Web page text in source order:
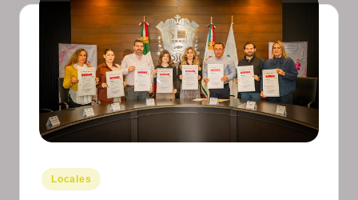
g
o
I
n
f
o
r
Publicado
en
Locales